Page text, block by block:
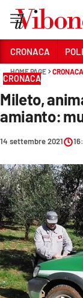
Sezioni
CRONACA
POLITICA
SANITÀ
AMBIENTE
SOCIETÀ
CULTURA
ECONOMIA E
EVENTI
CRONACA
HOME PAGE CRONACA
CRONACA
Mileto,
amianto:
14 settembre 2021